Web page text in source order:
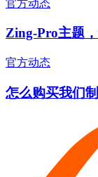
官方动态
Zing-Pro主题
官方动态
怎么购买我们